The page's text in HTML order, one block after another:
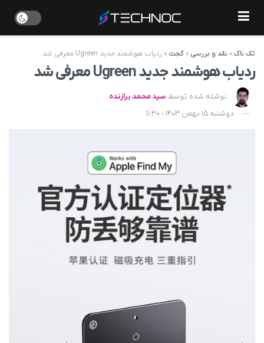
تک ناک» نقد و بررسی » گجت » ردیاب هوشمند جدید Ugreen معرفی شد
ردیاب هوشمند جدید Ugreen معرفی شد
نوشته شده توسط سید محمد برازنده
دوشنبه 15 بهمن 1403 - 11:30